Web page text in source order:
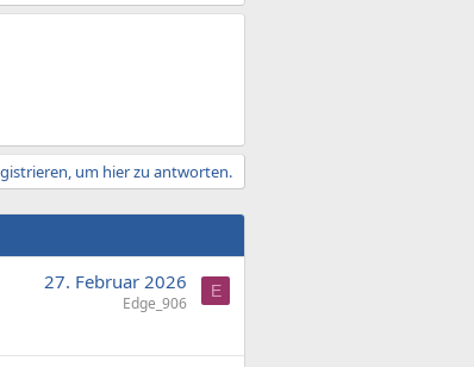
um hier zu antworten.
27. Februar 2026
Edge_906
E